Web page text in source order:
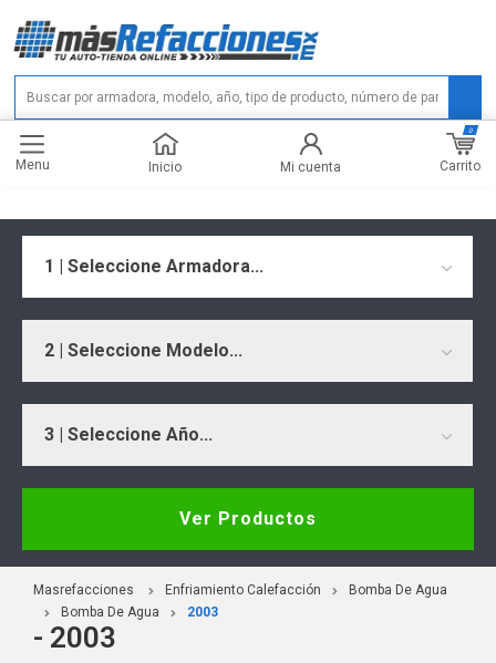
Menu Inicio Mi cuenta Carrito
0
1 | Seleccione Armadora...
2 | Seleccione Modelo...
3 | Seleccione Año...
Ver Productos
Masrefacciones Enfriamiento Calefacción
Bomba De Agua
Bomba De Agua
2003
- 2003